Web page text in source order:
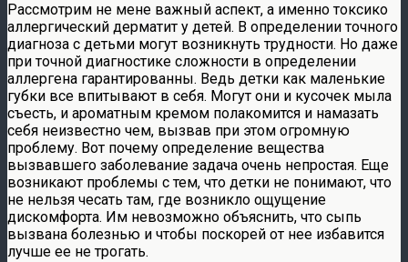
Рассмотрим не мене важный аспект, а именно токсико
аллергический дерматит у детей. В определении точного
диагноза с детьми могут возникнуть трудности. Но даже
при точной диагностике сложности в определении
аллергена гарантированны. Ведь детки как маленькие
губки все впитывают в себя. Могут они и кусочек мыла
съесть, и ароматным кремом полакомится и намазать
себя неизвестно чем, вызвав при этом огромную
проблему. Вот почему определение вещества
вызвавшего заболевание задача очень непростая. Еще
возникают проблемы с тем, что детки не понимают, что
не нельзя чесать там, где возникло ощущение
дискомфорта. Им невозможно объяснить, что сыпь
вызвана болезнью и чтобы поскорей от нее избавится
лучше ее не трогать.